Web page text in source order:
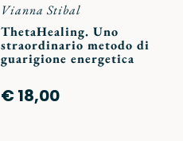
Vianna Stibal
ThetaHealing. Uno
straordinario metodo di
guarigione energetica
€ 18,00